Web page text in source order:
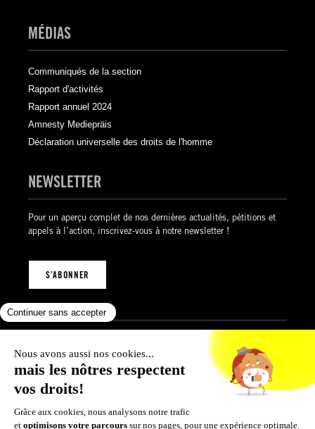
MÉDIAS
Communiqués de la section
Rapport d'activités
Rapport annuel 2024
Amnesty Mediepräis
Déclaration universelle des droits de l'homme
NEWSLETTER
Pour un aperçu complet de nos dernières actualités, pétitions et
appels à l’action, inscrivez-vous à notre newsletter !
S’ABONNER
Mentions légales
Politique de confidentialité
Politique des cookies
Conditions générales de vente